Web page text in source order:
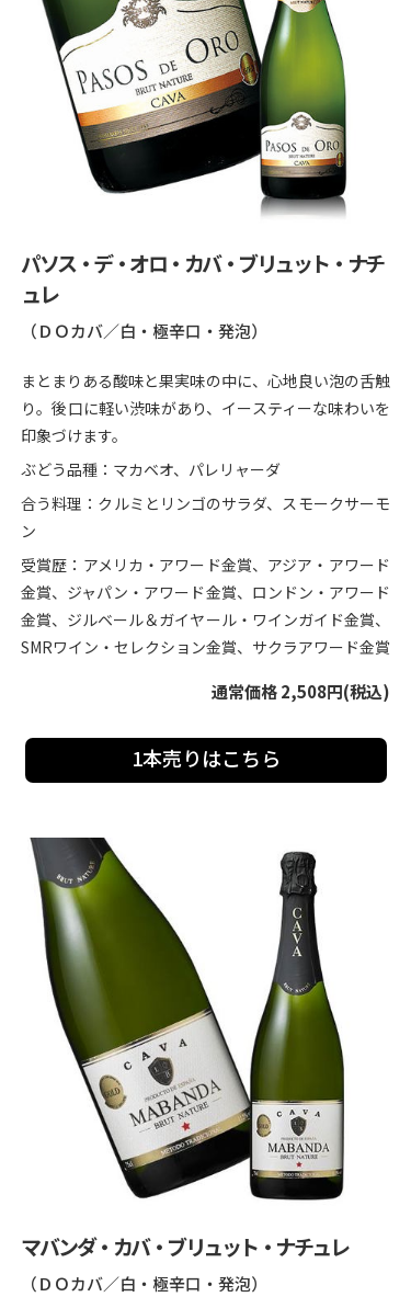
パソス・デ・オロ・カバ・ブリュット・ナチ
ュレ
（ＤＯカバ／白・極辛口・発泡）
まとまりある酸味と果実味の中に、心地良い泡の舌触
り。後口に軽い渋味があり、イースティーな味わいを
印象づけます。
ぶどう品種：マカベオ、パレリャーダ
合う料理：クルミとリンゴのサラダ、スモークサーモ
ン
受賞歴：アメリカ・アワード金賞、アジア・アワード
金賞、ジャパン・アワード金賞、ロンドン・アワード
金賞、ジルベール＆ガイヤール・ワインガイド金賞、
SMRワイン・セレクション金賞、サクラアワード金賞
通常価格 2,508円(税込)
1本売りはこちら
マバンダ・カバ・ブリュット・ナチュレ
（ＤＯカバ／白・極辛口・発泡）